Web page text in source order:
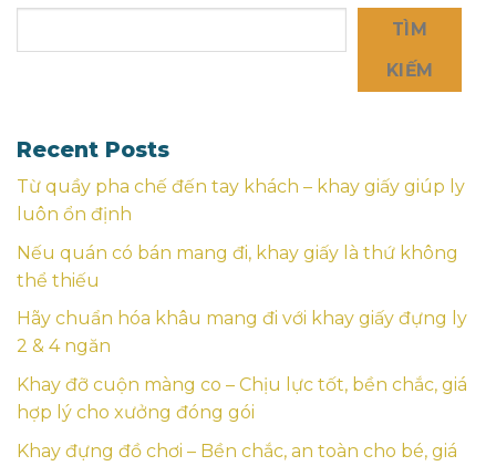
TÌM
KIẾM
Recent Posts
Từ quầy pha chế đến tay khách – khay giấy giúp ly
luôn ổn định
Nếu quán có bán mang đi, khay giấy là thứ không
thể thiếu
Hãy chuẩn hóa khâu mang đi với khay giấy đựng ly
2 & 4 ngăn
Khay đỡ cuộn màng co – Chịu lực tốt, bền chắc, giá
hợp lý cho xưởng đóng gói
Khay đựng đồ chơi – Bền chắc, an toàn cho bé, giá